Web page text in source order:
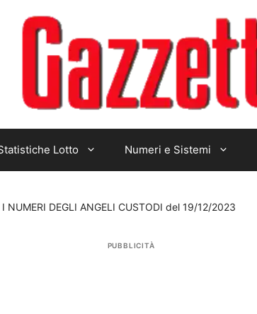
Lotto Numeri e Sistemi
I NUMERI DEGLI ANGELI CUSTODI del 19/12/2023
PUBBLICITÀ